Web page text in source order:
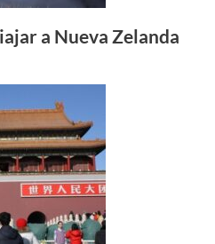
a Nueva Zelanda